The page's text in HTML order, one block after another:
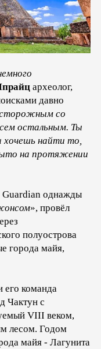
археолог,
давно
со
остальным. Ты
хочешь найти то,
на протяжении
Guardian однажды
», провёл
полуострова
города майя,
его команда
Чактун с
VIII веком,
лесом. Годом
майя - Лагунита